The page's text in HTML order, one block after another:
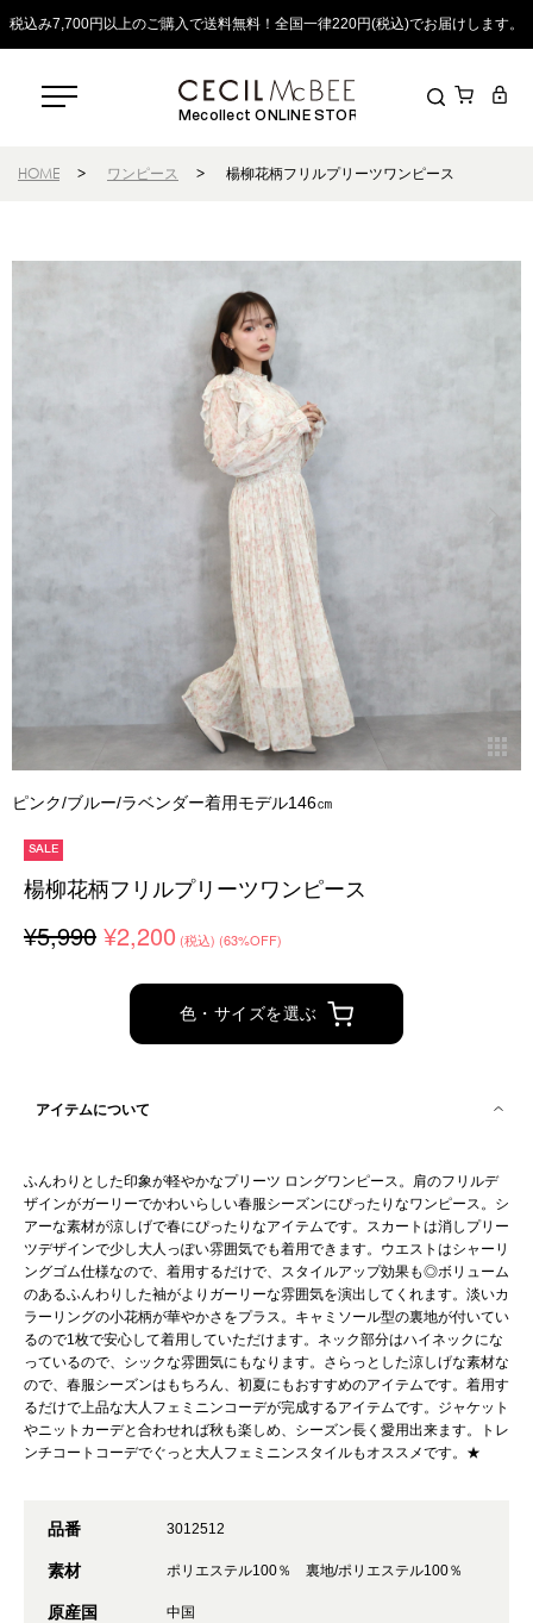
税込み7,700円以上のご購入で送料無料！全国一律220円(税込)でお届けします。
Mecollect ONLINE STORE
HOME > ワンピース > 楊柳花柄フリルプリーツワンピース
ピンク/ブルー/ラベンダー着用モデル146㎝
SALE
楊柳花柄フリルプリーツワンピース
¥5,990 ¥2,200 (税込) (63%OFF)
色・サイズを選ぶ
アイテムについて
ふんわりとした印象が軽やかなプリーツ ロングワンピース。肩のフリルデ
ザインがガーリーでかわいらしい春服シーズンにぴったりなワンピース。シ
アーな素材が涼しげで春にぴったりなアイテムです。スカートは消しプリー
ツデザインで少し大人っぽい雰囲気でも着用できます。ウエストはシャーリ
ングゴム仕様なので、着用するだけで、スタイルアップ効果も◎ボリューム
のあるふんわりした袖がよりガーリーな雰囲気を演出してくれます。淡いカ
ラーリングの小花柄が華やかさをプラス。キャミソール型の裏地が付いてい
るので1枚で安心して着用していただけます。ネック部分はハイネックにな
っているので、シックな雰囲気にもなります。さらっとした涼しげな素材な
ので、春服シーズンはもちろん、初夏にもおすすめのアイテムです。着用す
るだけで上品な大人フェミニンコーデが完成するアイテムです。ジャケット
やニットカーデと合わせれば秋も楽しめ、シーズン長く愛用出来ます。トレ
ンチコートコーデでぐっと大人フェミニンスタイルもオススメです。★
品番 3012512
素材 ポリエステル100％ 裏地/ポリエステル100％
原産国 中国